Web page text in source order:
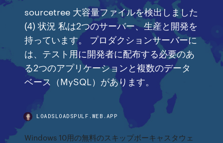
sourcetree 大容量ファイルを検出しました
(4) 状況 私は2つのサーバー、生産と開発を
持っています。 プロダクションサーバーに
は、テスト用に開発者に配布する必要のあ
る2つのアプリケーションと複数のデータ
ベース（MySQL）があります。
LOADSLOADSPULF.WEB.APP
Windows 10用の無料のスキップボーキャスタウェ